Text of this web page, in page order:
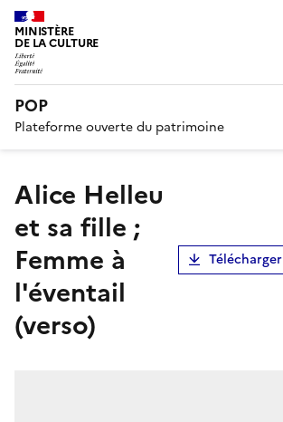
MINISTÈRE
DE LA CULTURE
POP
Plateforme ouverte du patrimoine
Alice Helleu
et sa fille ;
Femme à
l'éventail
(verso)
Télécharger